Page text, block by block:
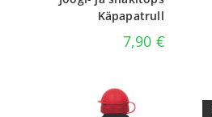
Käpapatrull
7,90 €